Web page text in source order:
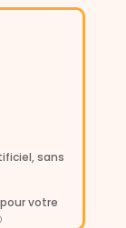
sans
votre